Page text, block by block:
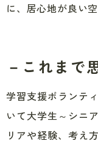
に、居心地が良い
－これまで
学習支援ボランテ
いて大学生～シニ
リアや経験、考え